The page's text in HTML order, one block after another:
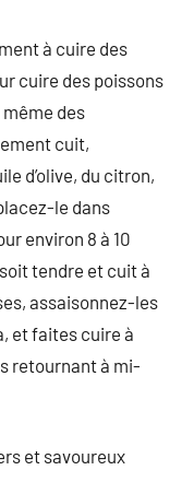
à cuire des
cuire des poissons
des
cuit,
d’olive, du citron,
le dans
environ 8 à 10
tendre et cuit à
assaisonnez-les
et faites cuire à
retournant à mi-
et savoureux